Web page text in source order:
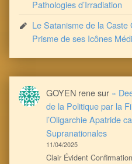
Pathologies d’Irradiation
Le Satanisme de la Caste
Prisme de ses Icônes
GOYEN renesur «
de la Politique par la
l’Oligarchie Apatride
Supranationales
11/04/2025
Clair Évident